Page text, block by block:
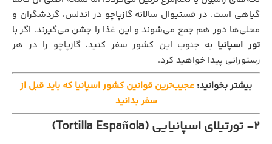
گیاهی است. در فستیوال سالانه گازپاچو در اندلس، گردشگران و
محلی‌ها دور هم جمع می‌شوند و این غذا را جشن می‌گیرند. اگر با
تور اسپانیا به جنوب این کشور سفر کنید، گازپاچو را در هر
رستورانی پیدا خواهید کرد.
بیشتر بخوانید: عجیب‌ترین قوانین کشور اسپانیا که باید قبل از
سفر بدانید
2- تورتیلای اسپانیایی (Tortilla Española)